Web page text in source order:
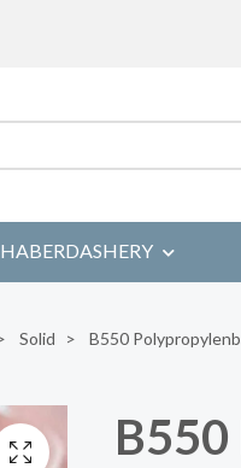
HABERDASHERY
Solid B550